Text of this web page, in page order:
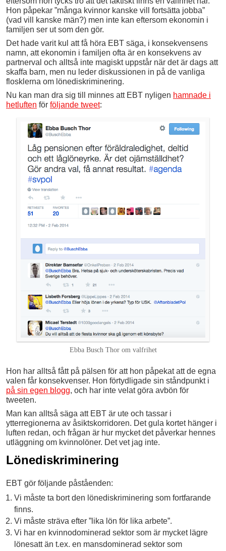
Hon påpekar ”många kvinnor kanske vill fortsätta jobba”
(vad vill kanske män?) men inte kan eftersom ekonomin i
familjen ser ut som den gör.
Det hade varit kul att få höra EBT säga, i konsekvensens
namn, att ekonomin i familjen ofta är en konsekvens av
partnerval och alltså inte magiskt uppstår när det är dags att
skaffa barn, men nu leder diskussionen in på de vanliga
flosklerna om lönediskriminering.
Nu kan man dra sig till minnes att EBT nyligen hamnade i
hetluften för följande tweet:
Ebba Busch Thor om valfrihet
Hon har alltså fått på pälsen för att hon påpekat att de egna
valen får konsekvenser. Hon förtydligade sin ståndpunkt i
på sin egen blogg, och har inte velat göra avbön för
tweeten.
Man kan alltså säga att EBT är ute och tassar i
ytterregionerna av åsiktskorridoren. Det gula kortet hänger i
luften redan, och frågan är hur mycket det påverkar hennes
utläggning om kvinnolöner. Det vet jag inte.
Lönediskriminering
EBT gör följande påståenden:
Vi måste ta bort den lönediskriminering som fortfarande
finns.
Vi måste sträva efter ”lika lön för lika arbete”.
Vi har en kvinnodominerad sektor som är mycket lägre
lönesatt än t.ex. en mansdominerad sektor som